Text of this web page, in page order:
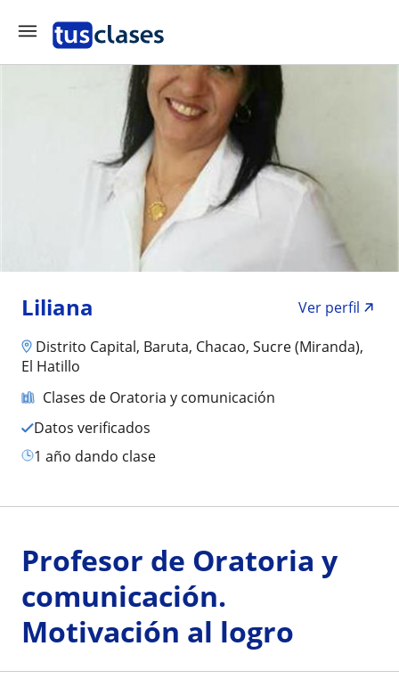
Liliana
Ver perfil
Distrito Capital, Baruta, Chacao, Sucre (Miranda),
El Hatillo
Clases de Oratoria y comunicación
Datos verificados
1 año dando clase
Profesor de Oratoria y
comunicación.
Motivación al logro